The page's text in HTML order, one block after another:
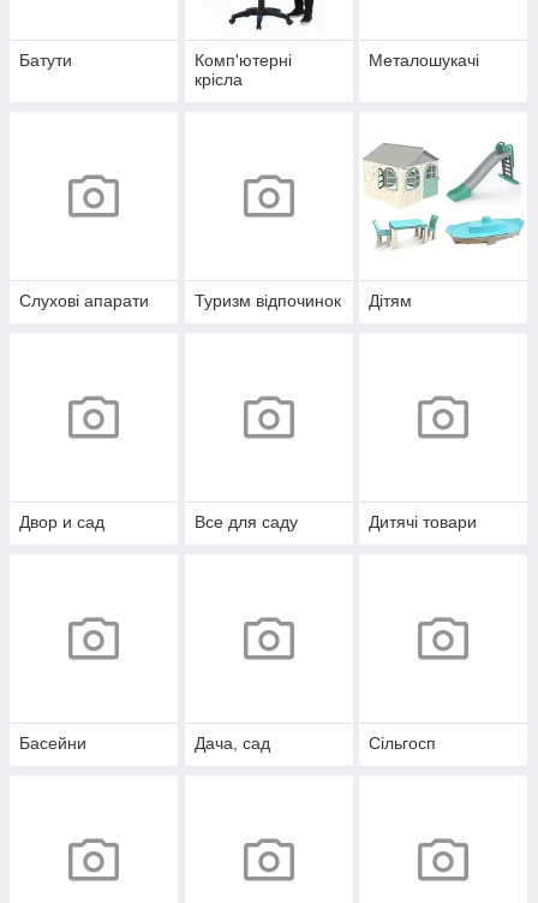
Батути
Комп'ютерні
крісла
Металошукачі
Слухові апарати Туризм відпочинок Дітям
Двор и сад Все для саду Дитячі товари
Басейни Дача, сад Сільгосп